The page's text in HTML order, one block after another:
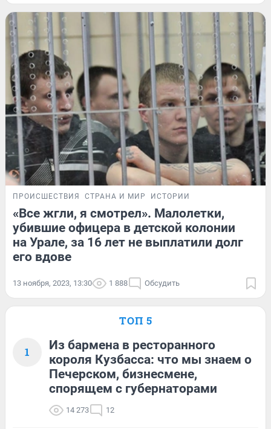
ПРОИСШЕСТВИЯ СТРАНА И МИР ИСТОРИИ
«Все жгли, я смотрел». Малолетки,
убившие офицера в детской колонии
на Урале, за 16 лет не выплатили долг
его вдове
13 ноября, 2023, 13:30 1 888 Обсудить
ТОП 5
1
Из бармена в ресторанного
короля Кузбасса: что мы знаем о
Печерском, бизнесмене,
спорящем с губернаторами
14 273 12